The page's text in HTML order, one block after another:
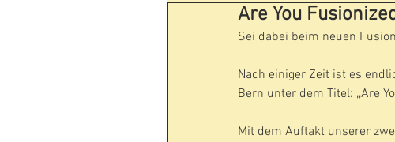
Are You
Sei dabei beim neuen
Nach einiger Zeit ist es
Bern unter dem Titel: ,,Are
Mit dem Auftakt unserer